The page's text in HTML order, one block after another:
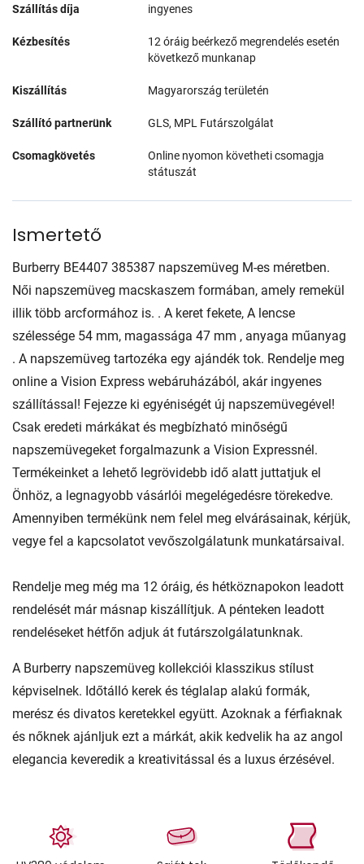
Szállítás díja ingyenes
Kézbesítés
12 óráig beérkező megrendelés esetén
következő munkanap
Kiszállítás Magyarország területén
Szállító partnerünk GLS, MPL Futárszolgálat
Csomagkövetés
Online nyomon követheti csomagja
státuszát
Ismertető
Burberry BE4407 385387 napszemüveg M-es méretben.
Női napszemüveg macskaszem formában, amely remekül
illik több arcformához is. . A keret fekete, A lencse
szélessége 54 mm, magassága 47 mm , anyaga műanyag
. A napszemüveg tartozéka egy ajándék tok. Rendelje meg
online a Vision Express webáruházából, akár ingyenes
szállítással! Fejezze ki egyéniségét új napszemüvegével!
Csak eredeti márkákat és megbízható minőségű
napszemüvegeket forgalmazunk a Vision Expressnél.
Termékeinket a lehető legrövidebb idő alatt juttatjuk el
Önhöz, a legnagyobb vásárlói megelégedésre törekedve.
Amennyiben termékünk nem felel meg elvárásainak, kérjük,
vegye fel a kapcsolatot vevőszolgálatunk munkatársaival.
Rendelje meg még ma 12 óráig, és hétköznapokon leadott
rendelését már másnap kiszállítjuk. A pénteken leadott
rendeléseket hétfőn adjuk át futárszolgálatunknak.
A Burberry napszemüveg kollekciói klasszikus stílust
képviselnek. Időtálló kerek és téglalap alakú formák,
merész és divatos keretekkel együtt. Azoknak a férfiaknak
és nőknek ajánljuk ezt a márkát, akik kedvelik ha az angol
elegancia keveredik a kreativitással és a luxus érzésével.